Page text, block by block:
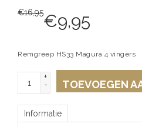
€16,95€9,95
Remgreep HS33 Magura 4 vingers
+
-
TOEVOEGEN
Informatie